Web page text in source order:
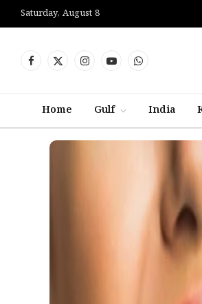
Saturday, August 8
Facebook
X
InstagramYouTubeWhatsApp
Home Gulf India